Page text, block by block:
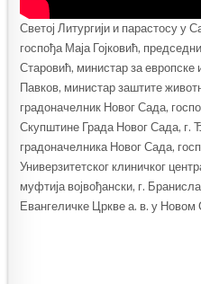
Светој Литургији и парастосу у
госпођа Маја Гојковић,
Старовић, министар за европске
Павков, министар заштите
градоначелник Новог Сада,
Скупштине Града Новог Сада, г.
градоначелника Новог Сада,
Универзитетског клиничког
муфтија војвођански, г.
Евангеличке Цркве а. в. у Новом